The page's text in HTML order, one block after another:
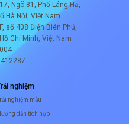
Ngõ 81, Phố Láng Hạ,
Hà Nội, Việt Nam
số 408 Điện Biên Phủ,
Chí Minh, Việt Nam
nghiệm
nghiệm mẫu
dẫn tích hợp